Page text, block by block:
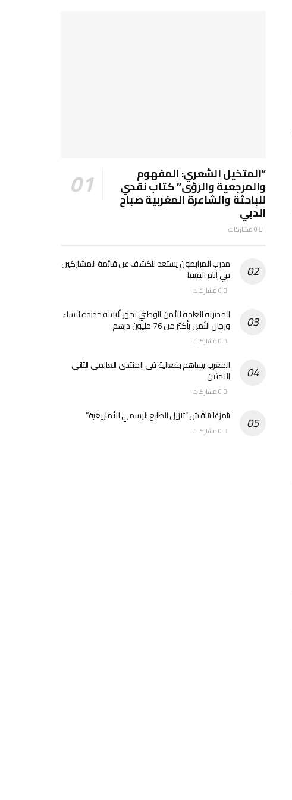
“المتخيل الشعري: المفهوم
والمرجعية والرؤى” كتاب نقدي
للباحثة والشاعرة المغربية صباح
الدبي
مدرب المرابطون يستعد للكشف عن قائمة المشاركين
في أيام الفيفا
المديرية العامة للأمن الوطني تجهز ألبسة جديدة لنساء
ورجال الأمن بأكثر من 76 مليون درهم
المغرب يساهم بفعالية في المنتدى العالمي الثاني
للاجئين
تامزغا تناقش “تنزيل الطابع الرسمي للأمازيغية”